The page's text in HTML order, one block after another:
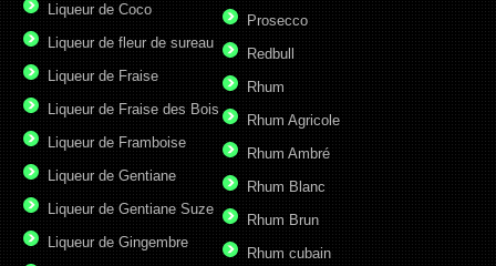
Liqueur de Coco
Liqueur de fleur de sureau
Liqueur de Fraise
Liqueur de Fraise des Bois
Liqueur de Framboise
Liqueur de Gentiane
Liqueur de Gentiane Suze
Liqueur de Gingembre
Prosecco
Redbull
Rhum
Rhum Agricole
Rhum Ambré
Rhum Blanc
Rhum Brun
Rhum cubain